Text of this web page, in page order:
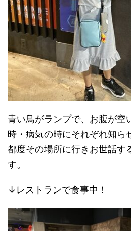
青い鳥がランプで、お腹が空
時・病気の時にそれぞれ知ら
都度その場所に行きお世話す
す。
↓レストランで食事中！